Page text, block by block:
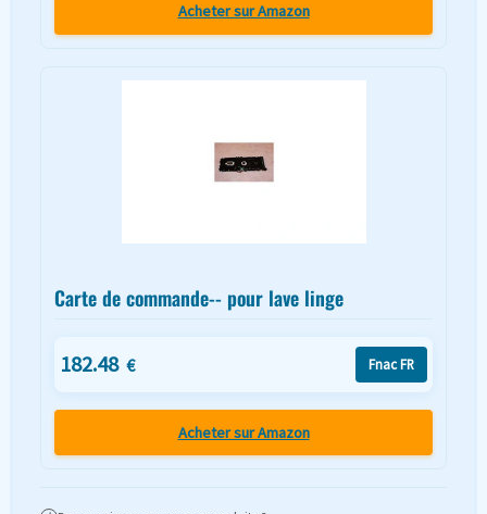
Acheter sur Amazon
Carte de commande-- pour lave linge
182.48 € Fnac FR
Acheter sur Amazon